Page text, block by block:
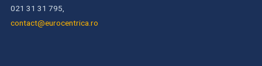
021 31 31 795,
contact@eurocentrica.ro